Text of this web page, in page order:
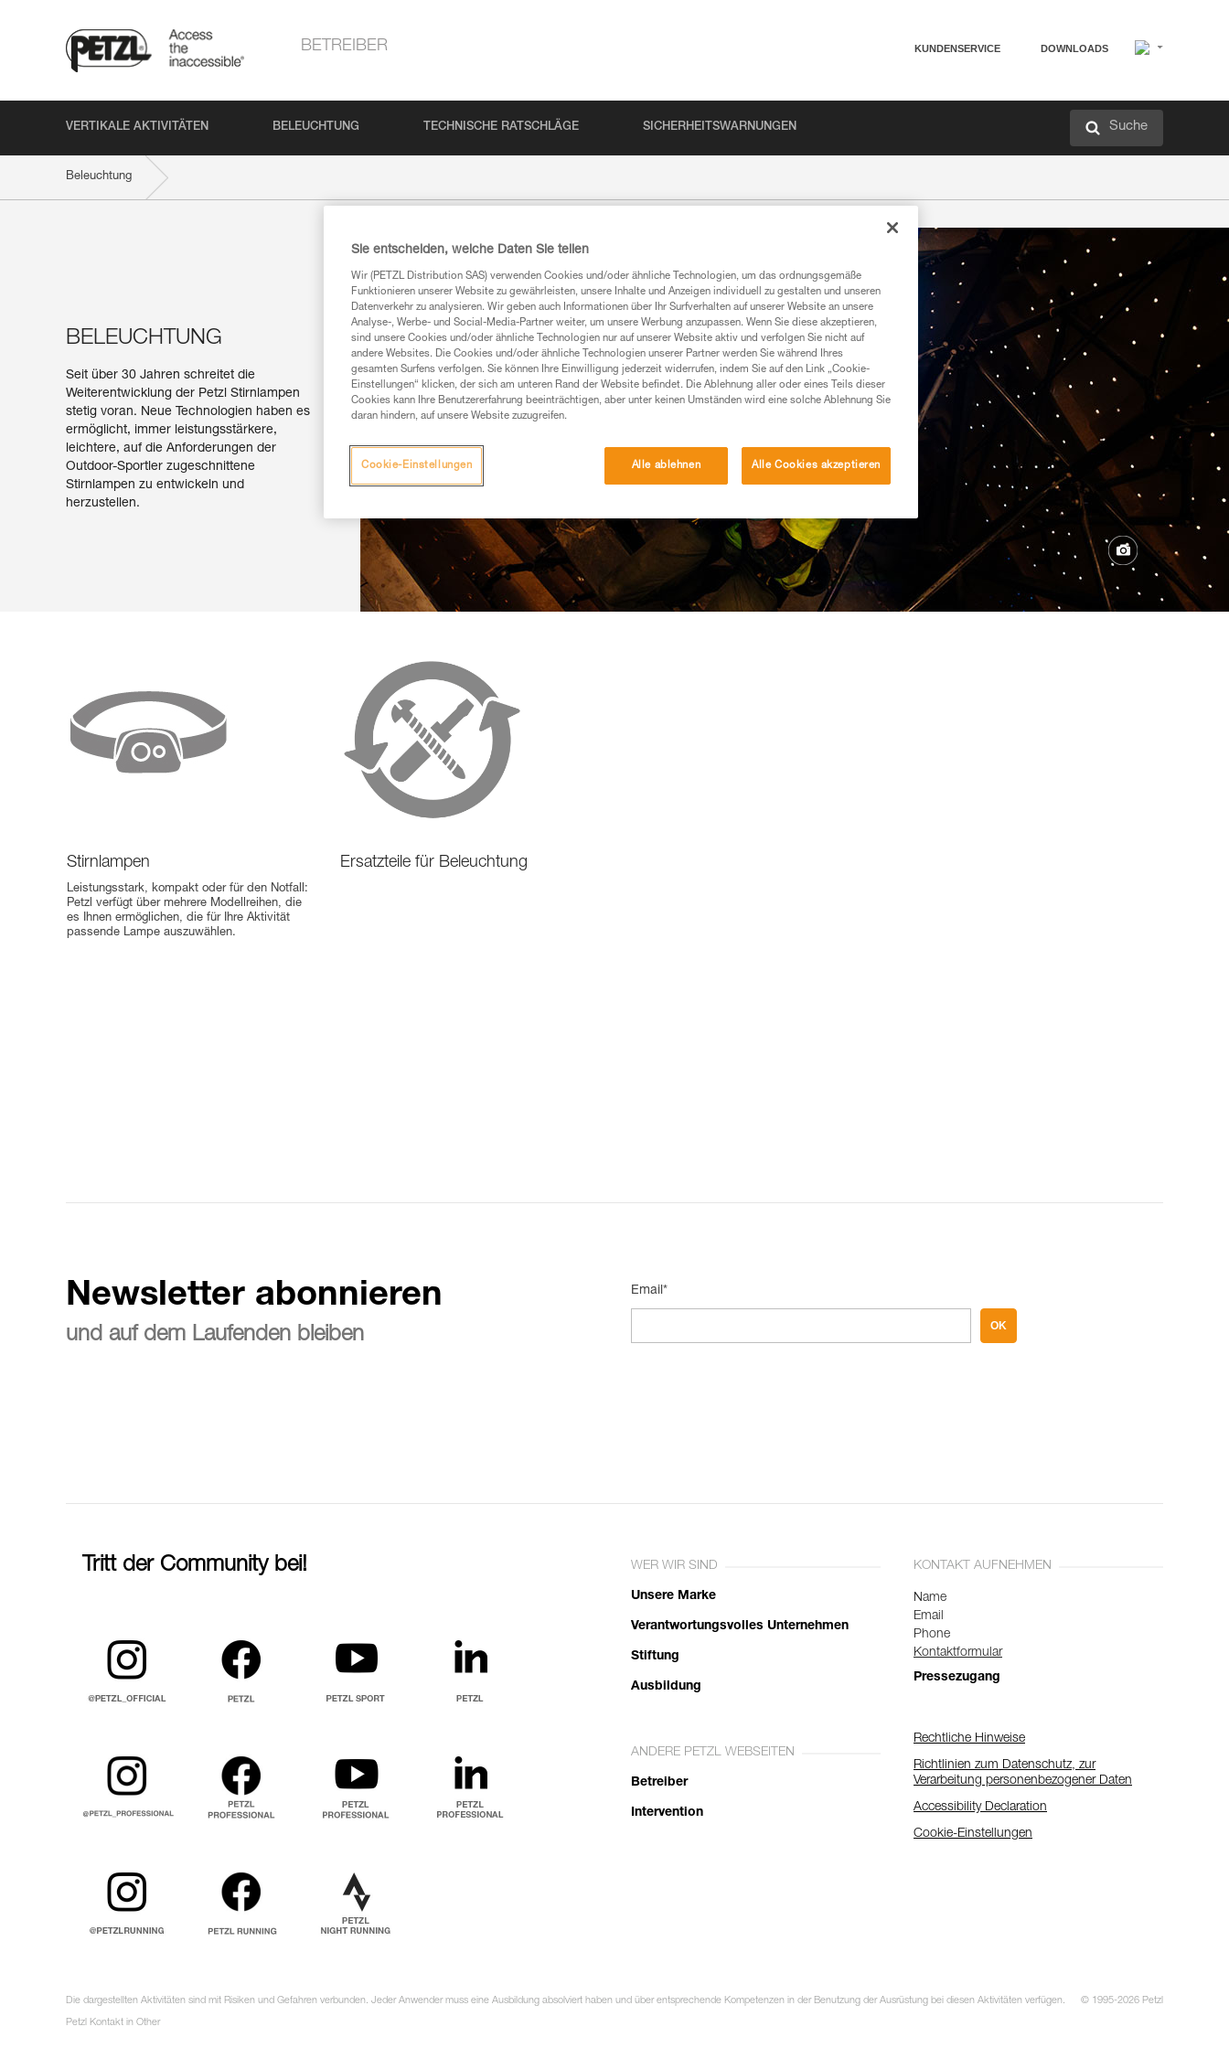
BETREIBER KUNDENSERVICE DOWNLOADS
VERTIKALE AKTIVITÄTEN BELEUCHTUNG TECHNISCHE RATSCHLÄGE SICHERHEITSWARNUNGEN Suche
Beleuchtung
BELEUCHTUNG
Seit über 30 Jahren schreitet die
Weiterentwicklung der Petzl Stirnlampen
stetig voran. Neue Technologien haben es
ermöglicht, immer leistungsstärkere,
leichtere, auf die Anforderungen der
Outdoor-Sportler zugeschnittene
Stirnlampen zu entwickeln und
herzustellen.
Stirnlampen
Leistungsstark, kompakt oder für den Notfall:
Petzl verfügt über mehrere Modellreihen, die
es Ihnen ermöglichen, die für Ihre Aktivität
passende Lampe auszuwählen.
Ersatzteile für Beleuchtung
Newsletter abonnieren
und auf dem Laufenden bleiben
Email*
OK
Tritt der Community bei! WER WIR SIND
Unsere Marke
Verantwortungsvolles Unternehmen
Stiftung
Ausbildung
ANDERE PETZL WEBSEITEN
Betreiber
Intervention
KONTAKT AUFNEHMEN
Name
Email
Phone
Kontaktformular
Pressezugang
Rechtliche Hinweise
Richtlinien zum Datenschutz, zur
Verarbeitung personenbezogener Daten
Accessibility Declaration
Cookie-Einstellungen
Die dargestellten Aktivitäten sind mit Risiken und Gefahren verbunden. Jeder Anwender muss eine Ausbildung absolviert haben und über entsprechende Kompetenzen in der Benutzung der Ausrüstung bei diesen Aktivitäten verfügen.
Petzl Kontakt in Other
© 1995-2026 Petzl
Sie entscheiden, welche Daten Sie teilen
Wir (PETZL Distribution SAS) verwenden Cookies und/oder ähnliche Technologien, um das ordnungsgemäße
Funktionieren unserer Website zu gewährleisten, unsere Inhalte und Anzeigen individuell zu gestalten und unseren
Datenverkehr zu analysieren. Wir geben auch Informationen über Ihr Surfverhalten auf unserer Website an unsere
Analyse-, Werbe- und Social-Media-Partner weiter, um unsere Werbung anzupassen. Wenn Sie diese akzeptieren,
sind unsere Cookies und/oder ähnliche Technologien nur auf unserer Website aktiv und verfolgen Sie nicht auf
andere Websites. Die Cookies und/oder ähnliche Technologien unserer Partner werden Sie während Ihres
gesamten Surfens verfolgen. Sie können Ihre Einwilligung jederzeit widerrufen, indem Sie auf den Link „Cookie-
Einstellungen“ klicken, der sich am unteren Rand der Website befindet. Die Ablehnung aller oder eines Teils dieser
Cookies kann Ihre Benutzererfahrung beeinträchtigen, aber unter keinen Umständen wird eine solche Ablehnung Sie
daran hindern, auf unsere Website zuzugreifen.
Alle ablehnen Alle Cookies akzeptieren
Cookie-Einstellungen